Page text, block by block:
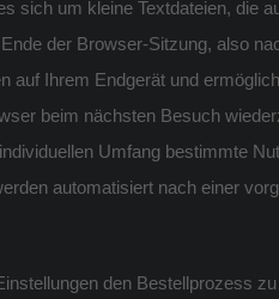
sich um kleine Textdateien, die
der Browser-Sitzung, also
auf Ihrem Endgerät und
beim nächsten Besuch
Umfang bestimmte
automatisiert nach einer
den Bestellprozess